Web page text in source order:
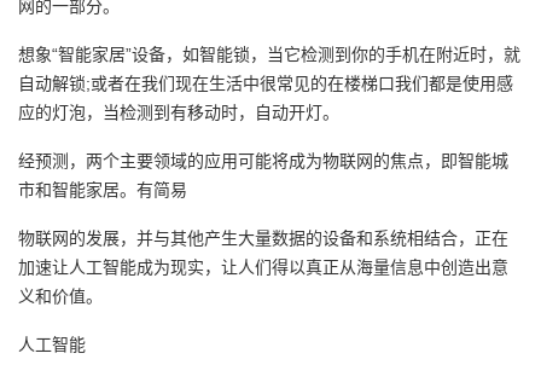
网的一部分。
想象“智能家居”设备，如智能锁，当它检测到你的手机在附近时，就
自动解锁;或者在我们现在生活中很常见的在楼梯口我们都是使用感
应的灯泡，当检测到有移动时，自动开灯。
经预测，两个主要领域的应用可能将成为物联网的焦点，即智能城
市和智能家居。有简易
物联网的发展，并与其他产生大量数据的设备和系统相结合，正在
加速让人工智能成为现实，让人们得以真正从海量信息中创造出意
义和价值。
人工智能